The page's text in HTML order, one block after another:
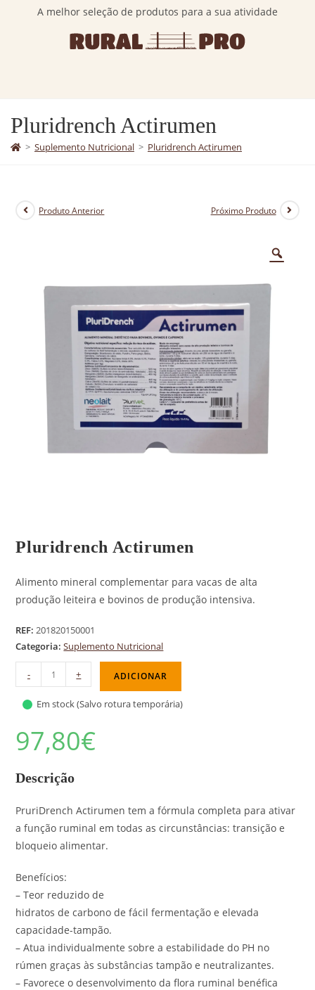
A melhor seleção de produtos para a sua atividade
Pluridrench Actirumen
> Suplemento Nutricional > Pluridrench Actirumen
Produto Anterior Próximo Produto
Pluridrench Actirumen
Alimento mineral complementar para vacas de alta
produção leiteira e bovinos de produção intensiva.
REF:201820150001
Categoria:Suplemento Nutricional
- + ADICIONAR
Em stock (Salvo rotura temporária)
97,80€
Descrição
PruriDrench Actirumen tem a fórmula completa para ativar
a função ruminal em todas as circunstâncias: transição e
bloqueio alimentar.
Benefícios:
– Teor reduzido de
hidratos de carbono de fácil fermentação e elevada
capacidade-tampão.
– Atua individualmente sobre a estabilidade do PH no
rúmen graças às substâncias tampão e neutralizantes.
– Favorece o desenvolvimento da flora ruminal benéfica